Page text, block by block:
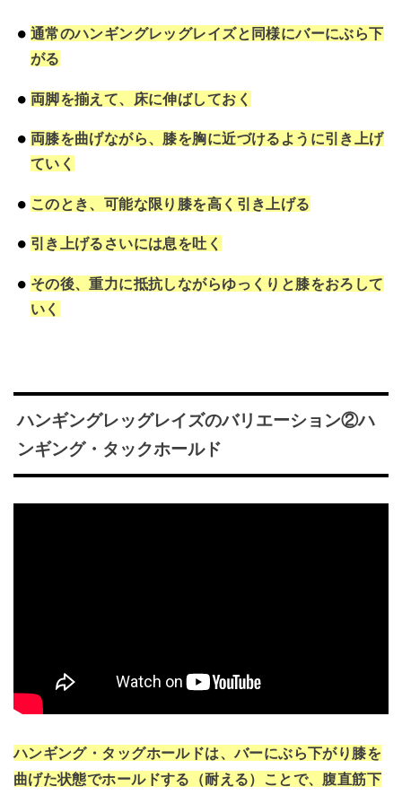
通常のハンギングレッグレイズと同様にバーにぶら下
がる
両脚を揃えて、床に伸ばしておく
両膝を曲げながら、膝を胸に近づけるように引き上げ
ていく
このとき、可能な限り膝を高く引き上げる
引き上げるさいには息を吐く
その後、重力に抵抗しながらゆっくりと膝をおろして
いく
ハンギングレッグレイズのバリエーション②ハ
ンギング・タックホールド
ハンギング・タッグホールドは、バーにぶら下がり膝を
曲げた状態でホールドする（耐える）ことで、腹直筋下